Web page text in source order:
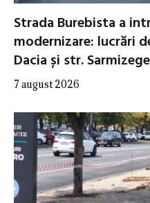
Strada Burebista a
modernizare: lucrări
Dacia și str.
7 august 2026